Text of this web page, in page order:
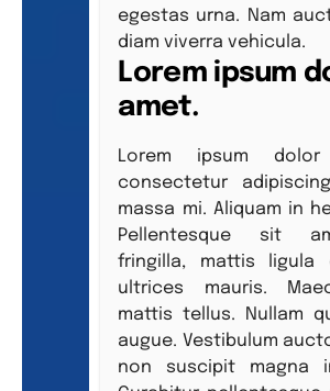
egestas urna. Nam
diam viverra vehicula.
Lorem ipsum
amet.
Lorem ipsum
consectetur
massa mi. Aliquam in
Pellentesque sit
fringilla, mattis ligula
ultrices mauris.
mattis tellus. Nullam
augue. Vestibulum
non suscipit magna